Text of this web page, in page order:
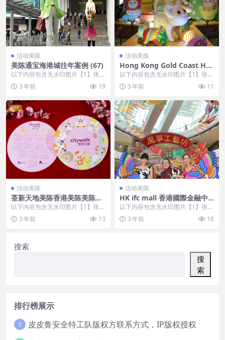
活动美陈
美陈通宝海港城往年案例 (67)
以下内容包含无水印图片【1】张
，开通会员无障碍浏览 开通VIP会
员 3 年前 19
活动美陈
Hong Kong Gold Coast Hot
el美陈通宝 (10)
以下内容包含无水印图片【1】张
，开通会员无障碍浏览 开通VIP会
员 3 年前 11
VIP
活动美陈
荃新天地美陈香港美陈美陈网
(100)
以下内容包含无水印图片【1】张
，开通会员无障碍浏览 开通VIP会
员 3 年前 13
VIP
活动美陈
HK ifc mall 香港國際金融中
心商場美陈案例 (55)
以下内容包含无水印图片【1】张
，开通会员无障碍浏览 开通VIP会
员 3 年前 16
搜索
搜
索
排行榜展示
1 皮皮鲁安全特工队版权方联系方式，IP版权授权